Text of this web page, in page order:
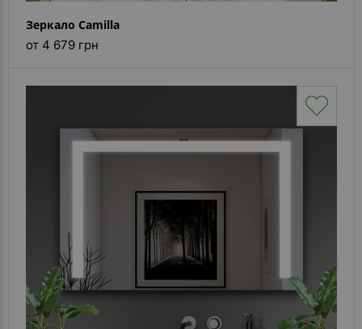
Зеркало Camilla
от 4 679 грн